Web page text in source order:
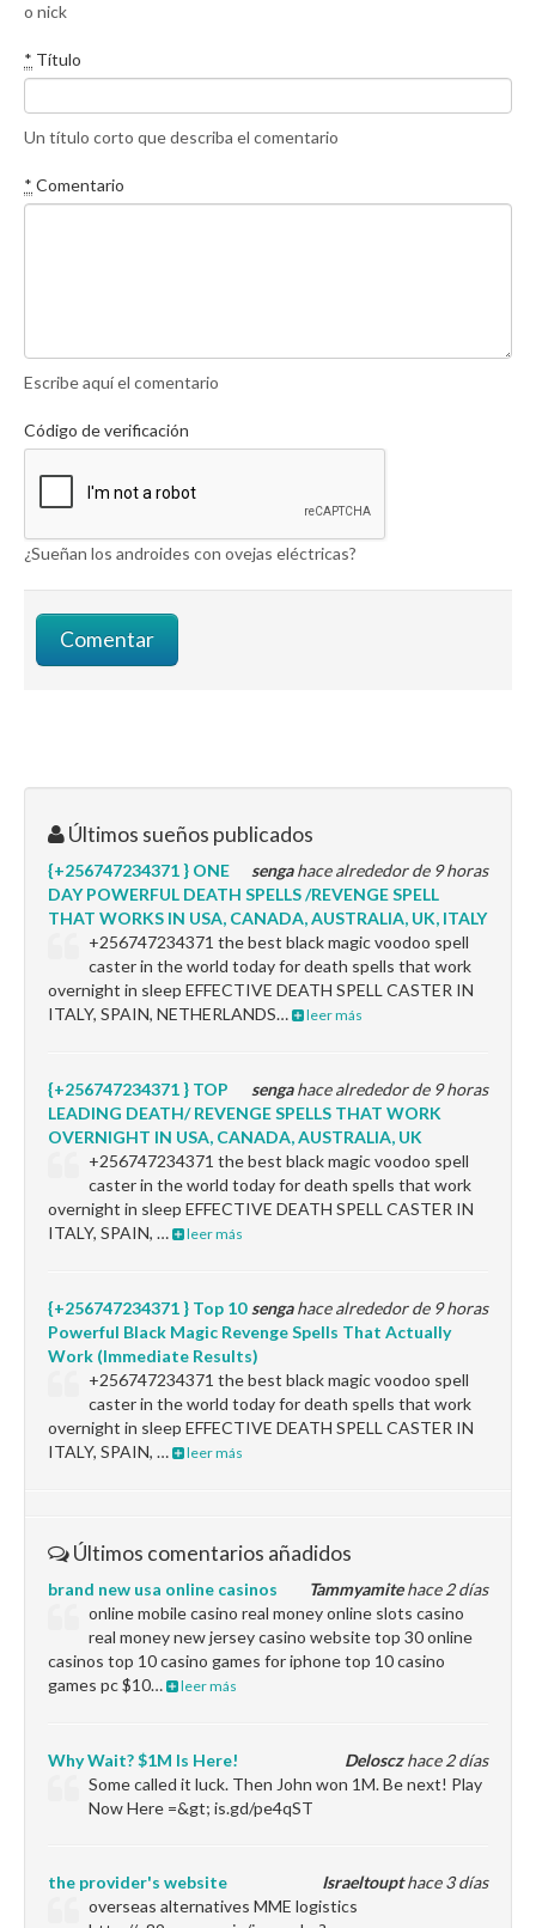
o nick
* Título
Un título corto que describa el comentario
* Comentario
Escribe aquí el comentario
Código de verificación
¿Sueñan los androides con ovejas eléctricas?
Últimos sueños publicados
sengahace alrededor de 9 horas
{+256747234371 } ONE
DAY POWERFUL DEATH SPELLS /REVENGE SPELL
THAT WORKS IN USA, CANADA, AUSTRALIA, UK, ITALY
+256747234371 the best black magic voodoo spell
caster in the world today for death spells that work
overnight in sleep EFFECTIVE DEATH SPELL CASTER IN
ITALY, SPAIN, NETHERLANDS…
leer más
sengahace alrededor de 9 horas
{+256747234371 } TOP
LEADING DEATH/ REVENGE SPELLS THAT WORK
OVERNIGHT IN USA, CANADA, AUSTRALIA, UK
+256747234371 the best black magic voodoo spell
caster in the world today for death spells that work
overnight in sleep EFFECTIVE DEATH SPELL CASTER IN
ITALY, SPAIN, …
leer más
sengahace alrededor de 9 horas
{+256747234371 } Top 10
Powerful Black Magic Revenge Spells That Actually
Work (Immediate Results)
+256747234371 the best black magic voodoo spell
caster in the world today for death spells that work
overnight in sleep EFFECTIVE DEATH SPELL CASTER IN
ITALY, SPAIN, …
leer más
Últimos comentarios añadidos
Tammyamitehace 2 días
brand new usa online casinos
online mobile casino real money online slots casino
real money new jersey casino website top 30 online
casinos top 10 casino games for iphone top 10 casino
games pc $10…
leer más
Delosczhace 2 días
Why Wait? $1M Is Here!
Some called it luck. Then John won 1M. Be next! Play
Now Here =&gt; is.gd/pe4qST
Israeltoupthace 3 días
the provider's website
overseas alternatives MME logistics